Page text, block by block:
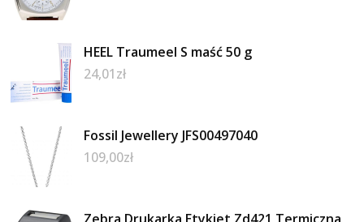
HEEL Traumeel S maść 50 g
24,01zł
Fossil Jewellery JFS00497040
109,00zł